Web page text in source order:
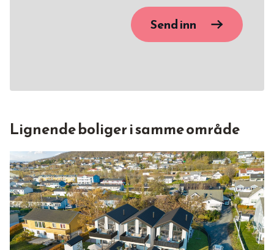
Send inn
Lignende boliger i samme område